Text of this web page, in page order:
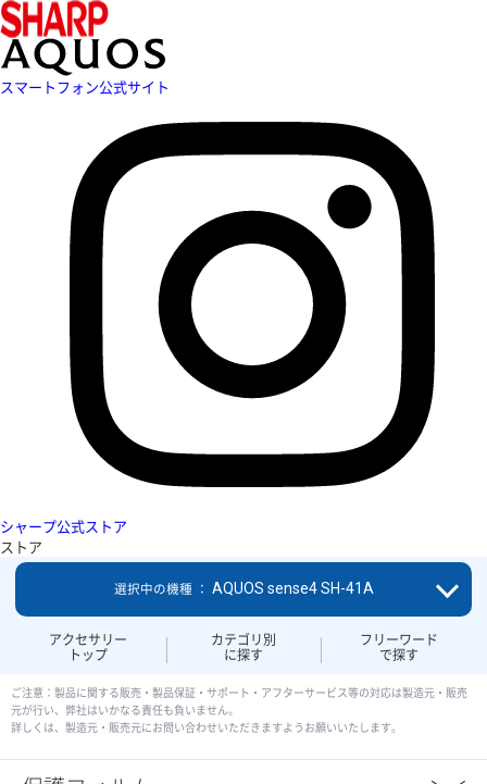
スマートフォン公式サイト
シャープ公式ストア
ストア
アクセサリー
トップ
カテゴリ別
に探す
フリーワード
で探す
選択中の機種 ： AQUOS sense4 SH-41A
ご注意：製品に関する販売・製品保証・サポート・アフターサービス等の対応は製造元・販売
元が行い、弊社はいかなる責任も負いません。
詳しくは、製造元・販売元にお問い合わせいただきますようお願いいたします。